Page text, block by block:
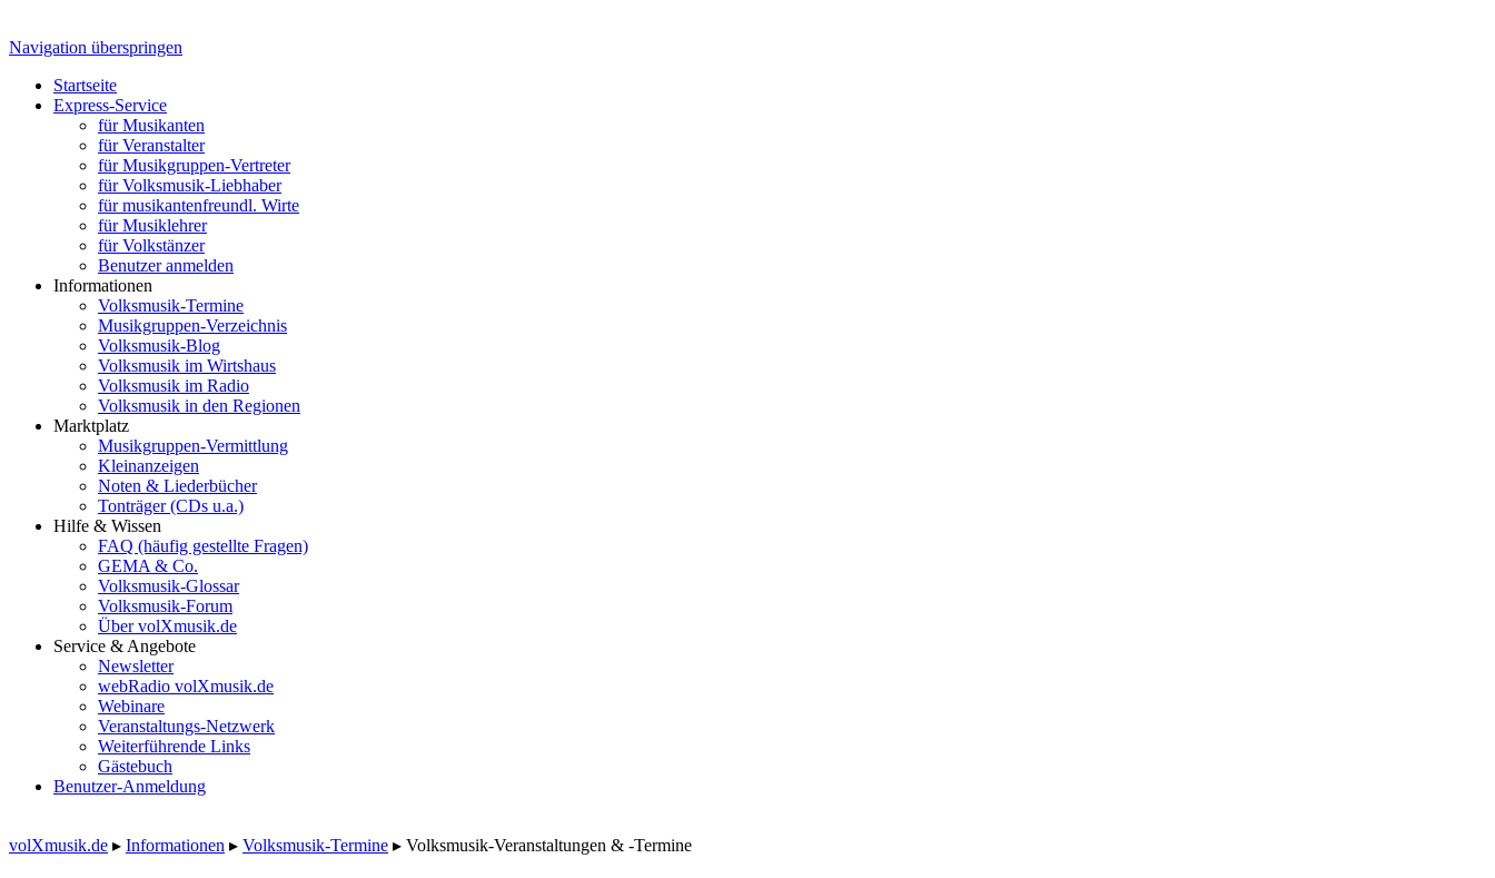
Navigation überspringen
Startseite
Express-Service
für Musikanten
für Veranstalter
für Musikgruppen-Vertreter
für Volksmusik-Liebhaber
für musikantenfreundl. Wirte
für Musiklehrer
für Volkstänzer
Benutzer anmelden
Informationen
Volksmusik-Termine
Musikgruppen-Verzeichnis
Volksmusik-Blog
Volksmusik im Wirtshaus
Volksmusik im Radio
Volksmusik in den Regionen
Marktplatz
Musikgruppen-Vermittlung
Kleinanzeigen
Noten & Liederbücher
Tonträger (CDs u.a.)
Hilfe & Wissen
FAQ (häufig gestellte Fragen)
GEMA & Co.
Volksmusik-Glossar
Volksmusik-Forum
Über volXmusik.de
Service & Angebote
Newsletter
webRadio volXmusik.de
Webinare
Veranstaltungs-Netzwerk
Weiterführende Links
Gästebuch
Benutzer-Anmeldung
volXmusik.de ▸ Informationen ▸ Volksmusik-Termine ▸ Volksmusik-Veranstaltungen & -Termine